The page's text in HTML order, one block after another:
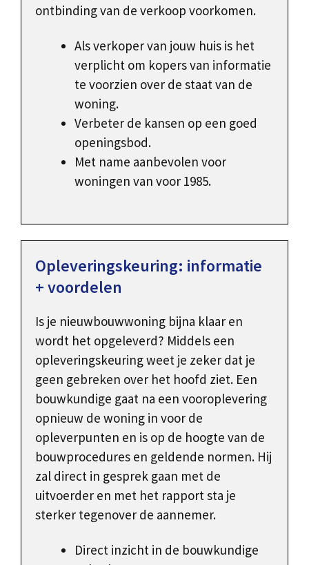
ontbinding van de verkoop voorkomen.
Als verkoper van jouw huis is het
verplicht om kopers van informatie
te voorzien over de staat van de
woning.
Verbeter de kansen op een goed
openingsbod.
Met name aanbevolen voor
woningen van voor 1985.
Opleveringskeuring: informatie
+ voordelen
Is je nieuwbouwwoning bijna klaar en
wordt het opgeleverd? Middels een
opleveringskeuring weet je zeker dat je
geen gebreken over het hoofd ziet. Een
bouwkundige gaat na een vooroplevering
opnieuw de woning in voor de
opleverpunten en is op de hoogte van de
bouwprocedures en geldende normen. Hij
zal direct in gesprek gaan met de
uitvoerder en met het rapport sta je
sterker tegenover de aannemer.
Direct inzicht in de bouwkundige